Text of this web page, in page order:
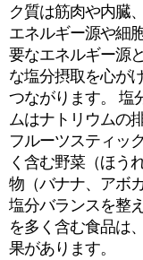
ク質は筋肉や内臓
エネルギー源や細
要なエネルギー源
な塩分摂取を心が
つながります。 塩
ムはナトリウムの
フルーツスティッ
く含む野菜（ほう
物（バナナ、アボ
塩分バランスを整
を多く含む食品は
果があります。